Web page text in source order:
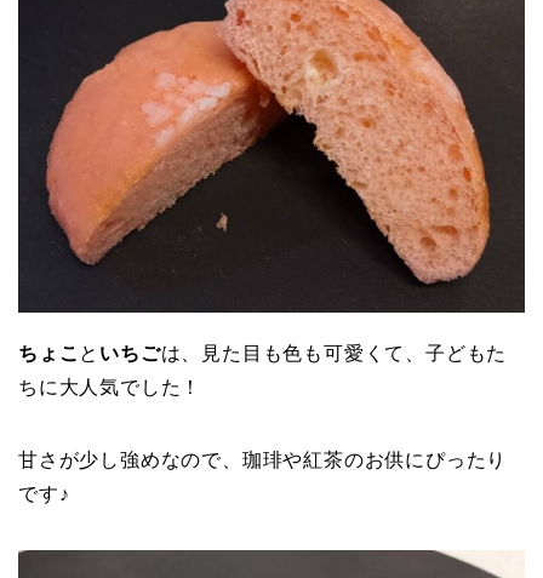
ちょこ と いちごは、見た目も色も可愛くて、子どもた
ちに大人気でした！
甘さが少し強めなので、珈琲や紅茶のお供にぴったり
です♪